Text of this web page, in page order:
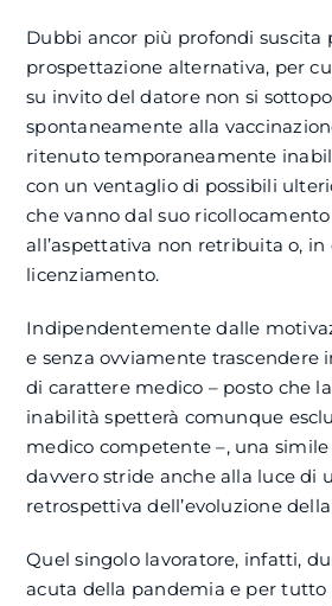
Dubbi ancor più profondi suscita
prospettazione alternativa, per
su invito del datore non si
spontaneamente alla
ritenuto temporaneamente
con un ventaglio di possibili
che vanno dal suo
all’aspettativa non retribuita o, in
licenziamento.
Indipendentemente dalle
e senza ovviamente trascendere
di carattere medico – posto che
inabilità spetterà comunque
medico competente –, una
davvero stride anche alla luce di
retrospettiva dell’evoluzione
Quel singolo lavoratore, infatti,
acuta della pandemia e per tutto